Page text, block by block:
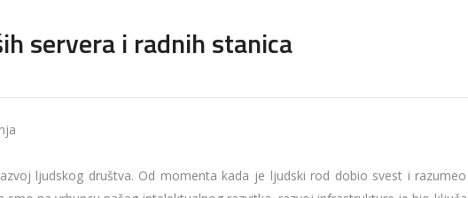
servera i radnih stanica
ljudskog društva. Od momenta kada je ljudski rod dobio svest i